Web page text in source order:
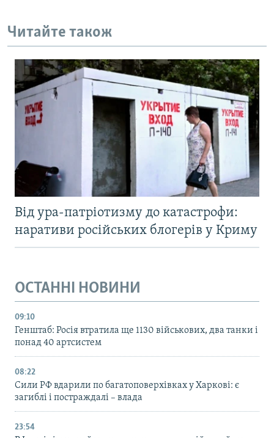
Читайте також
Від ура-патріотизму до катастрофи:
наративи російських блогерів у Криму
ОСТАННІ НОВИНИ
09:10
Генштаб: Росія втратила ще 1130 військових, два танки і
понад 40 артсистем
08:22
Сили РФ вдарили по багатоповерхівках у Харкові: є
загиблі і постраждалі – влада
23:54